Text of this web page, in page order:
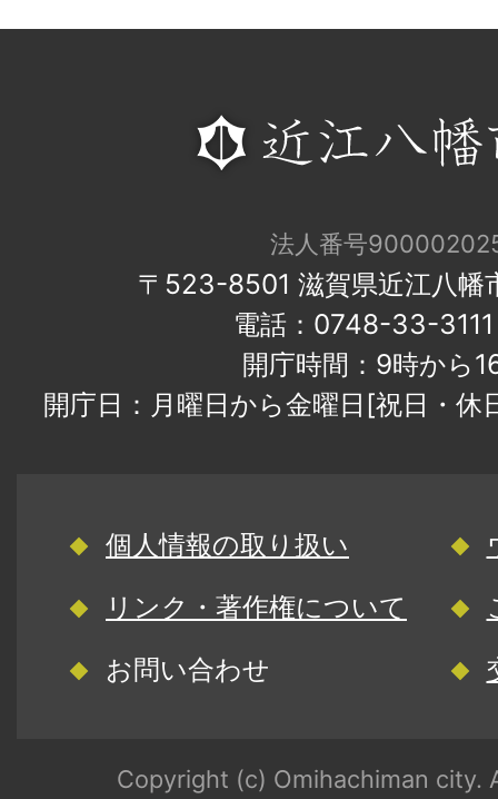
法人番号
〒523-8501 滋賀県近江八幡
電話：0748-33-
開庁時間：9時から
開庁日：月曜日から金曜日[祝日・
個人情報の取り扱い
リンク・著作権について
お問い合わせ
Copyright (c) Omihachiman city.